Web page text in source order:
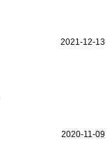
2021-12-13
2020-11-09